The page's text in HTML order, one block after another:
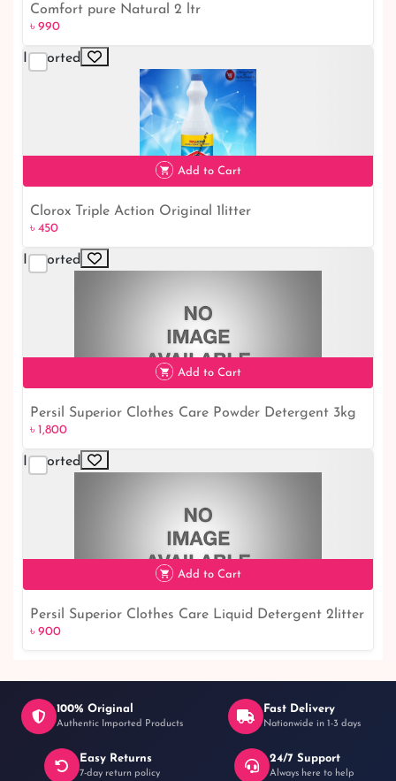
৳ 990
Comfort pure Natural 2 ltr
৳ 990
Imported
৳ 450
Add to Cart
Clorox Triple Action Original 1litter
৳ 450
Imported
৳ 1,800
Add to Cart
Persil Superior Clothes Care Powder Detergent 3kg
৳ 1,800
Imported
৳ 900
Add to Cart
Persil Superior Clothes Care Liquid Detergent 2litter
৳ 900
100% Original
Authentic Imported Products
Fast Delivery
Nationwide in 1-3 days
Easy Returns
7-day return policy
24/7 Support
Always here to help